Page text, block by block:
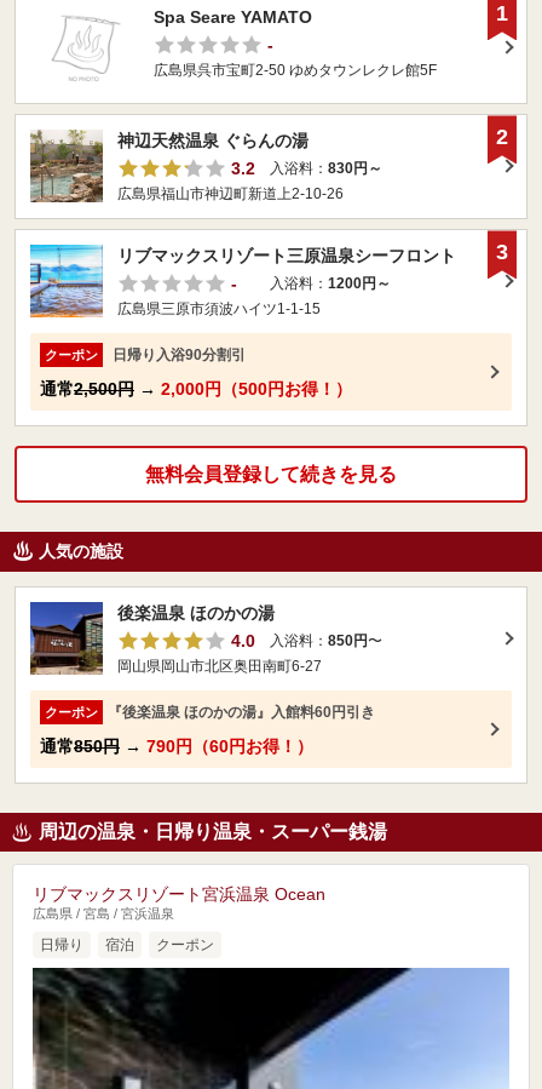
Spa Seare YAMATO
-
広島県呉市宝町2-50 ゆめタウンレクレ館5F
1
神辺天然温泉 ぐらんの湯
3.2
入浴料： 830円～
広島県福山市神辺町新道上2-10-26
2
リブマックスリゾート三原温泉シーフロント
-
入浴料： 1200円～
広島県三原市須波ハイツ1-1-15
クーポン 日帰り入浴90分割引
通常2,500円 → 2,000円（500円お得！）
3
無料会員登録して続きを見る
人気の施設
後楽温泉 ほのかの湯
4.0
入浴料： 850円〜
岡山県岡山市北区奥田南町6-27
クーポン 『後楽温泉 ほのかの湯』入館料60円引き
通常850円 → 790円（60円お得！）
周辺の温泉・日帰り温泉・スーパー銭湯
リブマックスリゾート宮浜温泉 Ocean
広島県 / 宮島 / 宮浜温泉
日帰り 宿泊 クーポン